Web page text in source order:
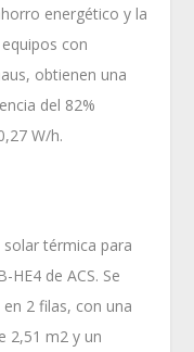
energético y la
con
obtienen una
del 82%
W/h.
solar térmica para
de ACS. Se
2 filas, con una
2,51 m2 y un